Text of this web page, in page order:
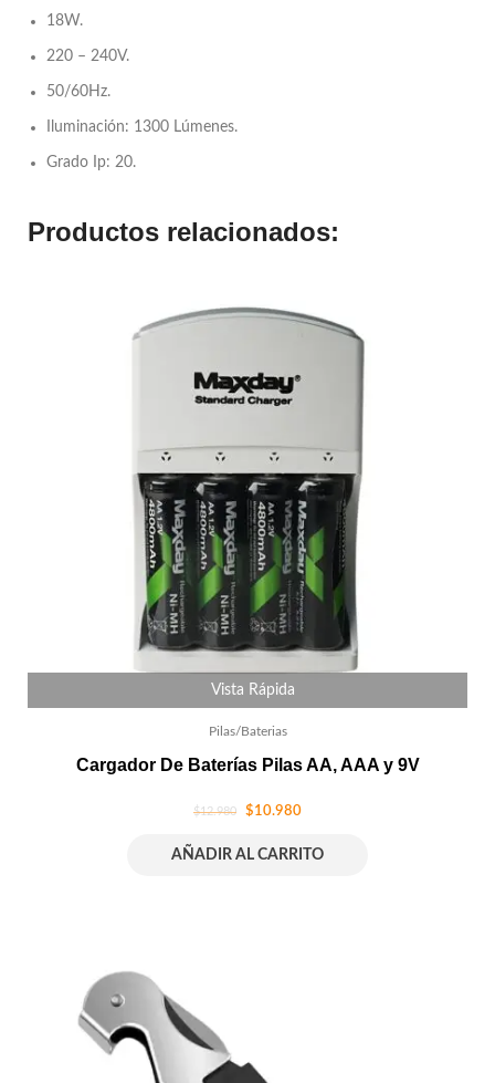
18W.
220 – 240V.
50/60Hz.
Iluminación: 1300 Lúmenes.
Grado Ip: 20.
Productos relacionados:
Vista Rápida
Pilas/Baterias
Cargador De Baterías Pilas AA, AAA y 9V
$12.980 $10.980
AÑADIR AL CARRITO